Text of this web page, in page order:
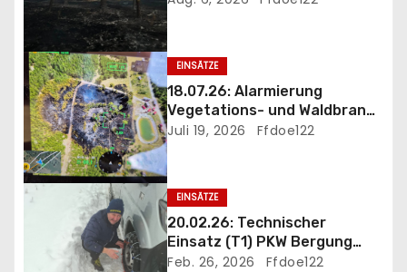
g
a
t
i
EINSÄTZE
18.07.26: Alarmierung
Vegetations- und Waldbrand
B3 Föhrenwald
Juli 19, 2026 Ffdoe122
EINSÄTZE
20.02.26: Technischer
Einsatz (T1) PKW Bergung
und Eigehilfe wegen
Feb. 26, 2026 Ffdoe122